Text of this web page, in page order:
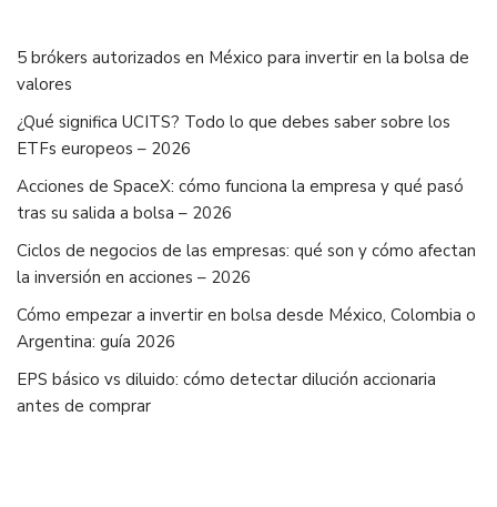
5 brókers autorizados en México para invertir en la bolsa de
valores
¿Qué significa UCITS? Todo lo que debes saber sobre los
ETFs europeos – 2026
Acciones de SpaceX: cómo funciona la empresa y qué pasó
tras su salida a bolsa – 2026
Ciclos de negocios de las empresas: qué son y cómo afectan
la inversión en acciones – 2026
Cómo empezar a invertir en bolsa desde México, Colombia o
Argentina: guía 2026
EPS básico vs diluido: cómo detectar dilución accionaria
antes de comprar